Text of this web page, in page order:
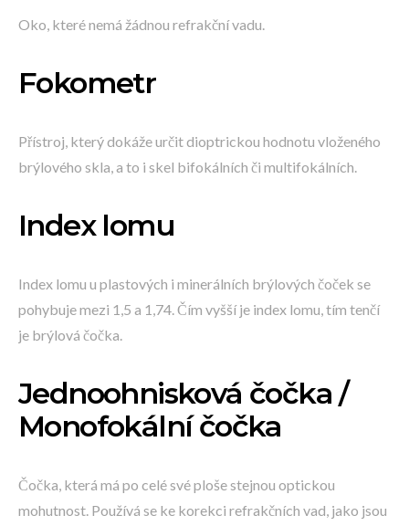
Oko, které nemá žádnou refrakční vadu.
Fokometr
Přístroj, který dokáže určit dioptrickou hodnotu vloženého
brýlového skla, a to i skel bifokálních či multifokálních.
Index lomu
Index lomu u plastových i minerálních brýlových čoček se
pohybuje mezi 1,5 a 1,74. Čím vyšší je index lomu, tím tenčí
je brýlová čočka.
Jednoohnisková čočka /
Monofokální čočka
Čočka, která má po celé své ploše stejnou optickou
mohutnost. Používá se ke korekci refrakčních vad, jako jsou